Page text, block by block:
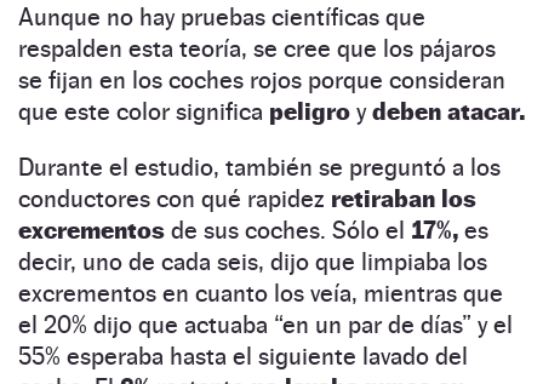
Aunque no hay pruebas científicas que
respalden esta teoría, se cree que los pájaros
se fijan en los coches rojos porque consideran
que este color significa peligro ydeben atacar.
Durante el estudio, también se preguntó a los
conductores con qué rapidez retiraban los
excrementos de sus coches. Sólo el 17%, es
decir, uno de cada seis, dijo que limpiaba los
excrementos en cuanto los veía, mientras que
el 20% dijo que actuaba “en un par de días” y el
55% esperaba hasta el siguiente lavado del